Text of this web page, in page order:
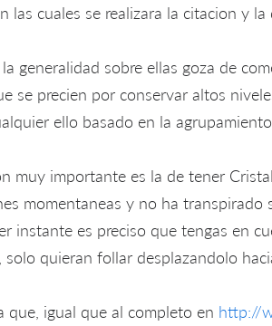
las cuales se realizara la citacion y la
generalidad sobre ellas goza de
se precien por conservar altos
ello basado en la
muy importante es la de tener
momentaneas y no ha
instante es preciso que tengas en
solo quieran follar desplazandolo
que, igual que al completo en http://